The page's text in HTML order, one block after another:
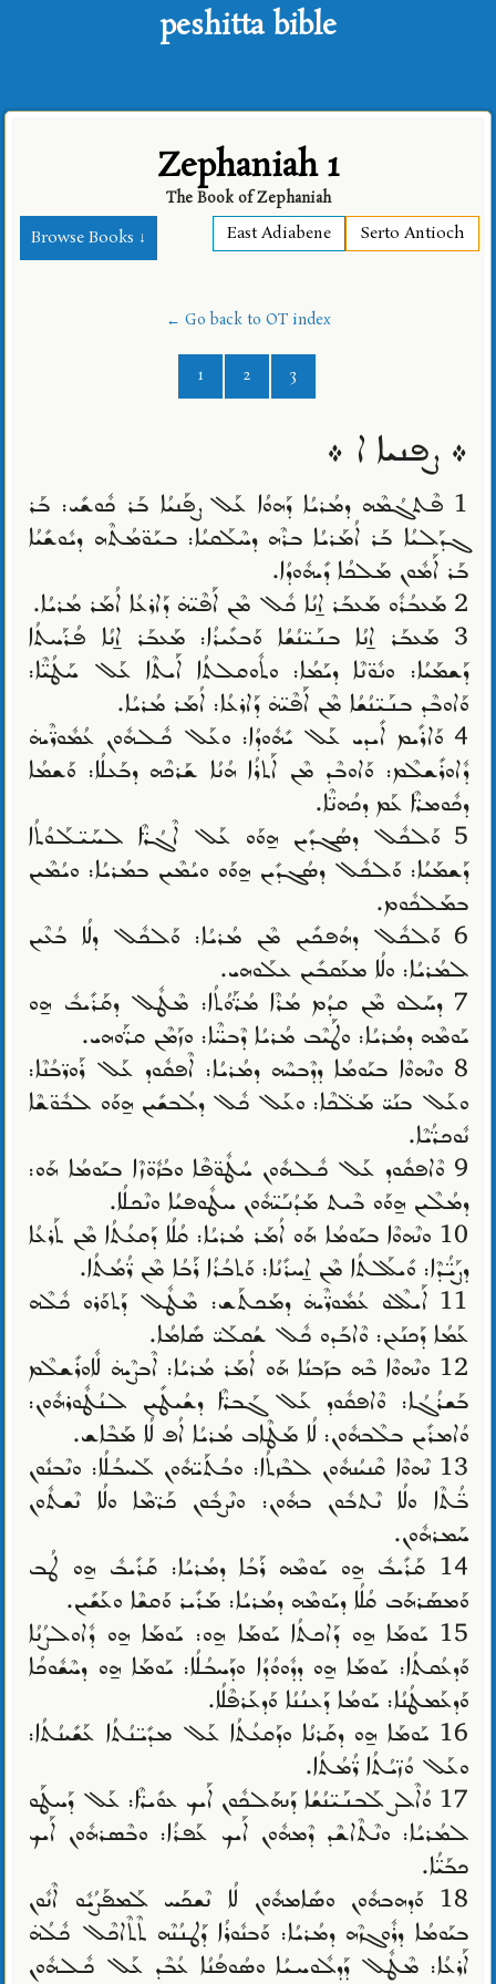
peshitta bible
Zephaniah 1
The Book of Zephaniah
Browse Books ↓ Serto Antioch
East Adiabene
← Go back to OT index
1 2 3
܀ ܨܦܢܝܐ ܐ ܀
1 ܦܶܬܓܳܡܶܗ ܕܡܳܪܝܳܐ ܕܰܗܘܳܐ ܥܰܠ ܨܦܰܢܝܳܐ ܒܰܪ ܟܽܘܫܺܝ: ܒܰܪ
ܓܕܰܠܝܳܐ ܒܰܪ ܐܳܡܰܪܝܳܐ ܒܪܶܗ ܕܚܶܠܰܩܝܳܐ: ܒܝܰܘ̈ܡܳܬܶܗ ܕܝܽܘܫܺܝܳܐ
ܒܰܪ ܐܰܡܽܘܢ ܡܰܠܟܳܐ ܕܺܝܗܽܘܕܳܐ.
2 ܡܰܥܒܳܪܽܘ ܡܰܥܒܰܪ ܐ̱ܢܳܐ ܟܽܠ ܡܶܢ ܐܰܦܶܝ̈ܗ̇ ܕܰܐܪܥܳܐ ܐܳܡܰܪ ܡܳܪܝܳܐ.
3 ܡܰܥܒܰܪ ܐ̱ܢܳܐ ܒܢܰܝ̈ܢܳܫܳܐ ܘܰܒܥܺܝܪܳܐ: ܡܰܥܒܰܪ ܐ̱ܢܳܐ ܦܳܪܰܚܬܳܐ
ܕܰܫܡܰܝܳܐ: ܘܢܽܘ̈ܢܶܐ ܕܝܰܡܳܐ: ܘܬܽܘܩܠܬܳܐ ܐܰܝܬܶܐ ܥܰܠ ܚܰܛܳܝ̈ܶܐ:
ܘܰܐܘܒܶܕ ܒܢܰܝ̈ܢܳܫܳܐ ܡܶܢ ܐܰܦܶܝ̈ܗ̇ ܕܰܐܪܥܳܐ: ܐܳܡܰܪ ܡܳܪܝܳܐ.
4 ܘܰܐܪܺܝܡ ܐܺܝܕܝ ܥܰܠ ܝܺܗܽܘܕܳܐ: ܘܥܰܠ ܟܽܠܗܽܘܢ ܥܳܡܽܘܖ̈ܶܝܗ̇
ܕܽܐܘܪܺܫܠܶܡ: ܘܰܐܘܒܶܕ ܡܶܢ ܐܰܬܪܳܐ ܗܳܢܳܐ ܫܰܪܟܶܗ ܕܒܰܥܠܳܐ: ܘܰܫܡܳܐ
ܕܟܽܘܡܖ̈ܶܐ ܥܰܡ ܕܟܳܗܢ̈ܶܐ.
5 ܘܰܠܟܽܠ ܕܣܳܓܕܺܝܢ ܗ̱ܘܰܘ ܥܰܠ ܐܶܓܳܖ̈ܶܐ ܠܚܰܝ̈ܠܰܘܳܬܳܐ
ܕܰܫܡܰܝܳܐ: ܘܰܠܟܽܠ ܕܣܳܓܕܺܝܢ ܗ̱ܘܰܘ ܘܝܳܡܶܝܢ ܒܡܳܪܝܳܐ: ܘܝܳܡܶܝܢ
ܒܡܰܠܟܽܘܡ.
6 ܘܰܠܟܽܠ ܕܗܳܦܟܺܝܢ ܡܶܢ ܡܳܪܝܳܐ: ܘܰܠܟܽܠ ܕܠܳܐ ܒܳܥܶܝܢ
ܠܡܳܪܝܳܐ: ܘܠܳܐ ܡܥܰܩܒܺܝܢ ܥܠܰܘܗܝ.
7 ܕܚܰܠܘ ܡܶܢ ܩܕܳܡ ܡܳܪܶܐ ܡܳܖ̈ܰܘܳܬܳܐ: ܡܶܛܽܠ ܕܩܰܪܺܝܒܽ ܗ̱ܘ
ܝܰܘܡܶܗ ܕܡܳܪܝܳܐ: ܘܛܰܝܶܒ ܡܳܪܝܳܐ ܕܶܒܚ̈ܶܐ: ܘܙܰܡܶܢ ܩܖ̈ܰܘܗܝ.
8 ܘܢܶܗܘܶܐ ܒܝܰܘܡܳܐ ܕܕܶܒܚܶܗ ܕܡܳܪܝܳܐ: ܐܶܦܩܽܘܕ ܥܰܠ ܪܰܘܖ̈ܒܳܢܶܐ:
ܘܥܰܠ ܒܢܰܝ̈ ܡܰܠ̈ܟܶܐ: ܘܥܰܠ ܟܽܠ ܕܠܳܒܫܺܝܢ ܗ̱ܘܰܘ ܠܒܽܘ̈ܫܶܐ
ܢܽܘܟܖ̈ܳܝܶܐ.
9 ܘܶܐܦܩܽܘܕ ܥܰܠ ܟܽܠܗܽܘܢ ܚܳܛܽܘ̈ܦܶܐ ܘܒܳܙܽܘ̈ܙܶܐ ܒܝܰܘܡܳܐ ܗܰܘ:
ܕܡܳܠܶܝܢ ܗ̱ܘܰܘ ܒܶܝܬ ܡܰܕܳܢܰܝ̈ܗܽܘܢ ܚܛܽܘܦܝܳܐ ܘܢܶܟܠܳܐ.
10 ܘܢܶܗܘܶܐ ܒܝܰܘܡܳܐ ܗܰܘ ܐܳܡܰܪ ܡܳܪܝܳܐ: ܩܳܠܳܐ ܕܰܩܥܳܬܳܐ ܡܶܢ ܬܰܪܥܳܐ
ܕܨܰܝ̈ܳܕܶܐ: ܘܺܝܠܰܠܬܳܐ ܡܶܢ ܐ̱ܚܪܺܢܳܐ: ܘܰܬܒܳܪܳܐ ܪܰܒܳܐ ܡܶܢ ܖ̈ܳܡܳܬܳܐ.
11 ܐܰܝܠܶܠܘ ܥܳܡܽܘܖ̈ܶܝܗ̇ ܕܡܰܟܬܰܫ: ܡܶܛܽܠ ܕܰܬܘܰܪܘ ܟܽܠܶܗ
ܥܰܡܳܐ ܕܰܟܢܰܥܢ: ܘܶܐܒܰܕܘ ܟܽܠ ܫܳܩܠܰܝ̈ ܣܺܐܡܳܐ.
12 ܘܢܶܗܘܶܐ ܒܶܗ ܒܙܰܒܢܳܐ ܗܰܘ ܐܳܡܰܪ ܡܳܪܝܳܐ: ܐܶܒܨܶܝܗ̇ ܠܽܐܘܪܺܫܠܶܡ
ܒܰܫܪܳܓܳܐ: ܘܶܐܦܩܽܘܕ ܥܰܠ ܓܰܒܖ̈ܶܐ ܕܫܳܝܛܺܝܢ ܠܢܳܛܽܘܪܗܽܘܢ:
ܘܳܐܡܪܺܝܢ ܒܠܶܒܗܽܘܢ: ܠܳܐ ܡܰܛܶܐܒ ܡܳܪܝܳܐ ܐܳܦ ܠܳܐ ܡܰܒܶܐܫ.
13 ܢܶܗܘܶܐ ܩܶܢܝܳܢܗܽܘܢ ܠܒܶܙܬܳܐ: ܘܒܳܬܰܝ̈ܗܽܘܢ ܠܰܚܒܳܠܳܐ: ܘܢܶܒܢܽܘܢ
ܒ̈ܳܬܶܐ ܘܠܳܐ ܢܶܬܒܽܘܢ ܒܗܽܘܢ: ܘܢܶܨܒܽܘܢ ܟܰܖ̈ܡܶܐ ܘܠܳܐ ܢܶܫܬܽܘܢ
ܚܰܡܪܗܽܘܢ.
14 ܩܰܪܺܝܒܽ ܗ̱ܘ ܝܰܘܡܶܗ ܪܰܒܳܐ ܕܡܳܪܝܳܐ: ܩܰܪܺܝܒܽ ܗ̱ܘ ܛܳܒ
ܘܰܡܣܰܪܗܰܒ ܩܳܠܳܐ ܕܝܰܘܡܶܗ ܕܡܳܪܝܳܐ: ܡܰܪܺܝܪ ܘܰܩܫܶܐ ܘܥܰܫܺܝܢ.
15 ܝܰܘܡܰܐ ܗ̱ܘ ܕܰܐܟܬܳܐ ܝܰܘܡܰܐ ܗ̱ܘ: ܝܰܘܡܰܐ ܗ̱ܘ ܕܽܐܘܠܨܳܢܳܐ
ܘܰܕܥܳܩܬܳܐ: ܝܰܘܡܰܐ ܗ̱ܘ ܕܕܽܘܘܳܕܳܐ ܘܕܰܚܒܳܠܳܐ: ܝܰܘܡܰܐ ܗ̱ܘ ܕܚܶܫܽܘܟܳܐ
ܘܰܕܥܰܡܛܳܢܳܐ: ܝܰܘܡܳܐ ܕܰܥܢܳܢܳܐ ܘܰܕܥܰܪܦܶܠܳܐ.
16 ܝܰܘܡܰܐ ܗ̱ܘ ܕܩܰܪܢܳܐ ܘܕܰܩܥܳܬܳܐ ܥܰܠ ܡܕܺܝ̈ܢܳܬܳܐ ܥܰܫܺܝܢܳܬܳܐ:
ܘܥܰܠ ܘܳܙ̈ܝܳܬܳܐ ܖ̈ܳܡܳܬܳܐ.
17 ܘܳܐܠܶܨ ܠܰܒܢܰܝ̈ܢܳܫܳܐ ܕܰܢܗܰܠܟܽܘܢ ܐܰܝܟ ܥܘܺܝܖ̈ܶܐ: ܥܰܠ ܕܰܚܛܰܘ
ܠܡܳܪܝܳܐ: ܘܢܶܬܶܐܫܶܕ ܕܶܡܗܽܘܢ ܐܰܝܟ ܥܰܦܪܳܐ: ܘܒܶܣܪܗܽܘܢ ܐܰܝܟ
ܟܒܰܝ̈ܳܐ.
18 ܘܰܕܗܒܗܽܘܢ ܘܣܺܐܡܗܽܘܢ ܠܳܐ ܢܶܫܟܰܚ ܠܰܡܦܰܨܳܝܽܘ ܐܶܢܽܘܢ
ܒܝܰܘܡܳܐ ܕܪܽܘܓܙܶܗ ܕܡܳܪܝܳܐ: ܘܰܒܢܽܘܪܳܐ ܕܰܛܢܳܢܶܗ ܬܶܬܶܐܟܶܠ ܟܽܠܳܗ̇
ܐܰܪܥܳܐ: ܡܶܛܽܠ ܕܰܕܠܽܘܚܝܳܐ ܘܣܳܘܦܳܢܳܐ ܥܳܒܶܕ ܥܰܠ ܟܽܠܗܽܘܢ